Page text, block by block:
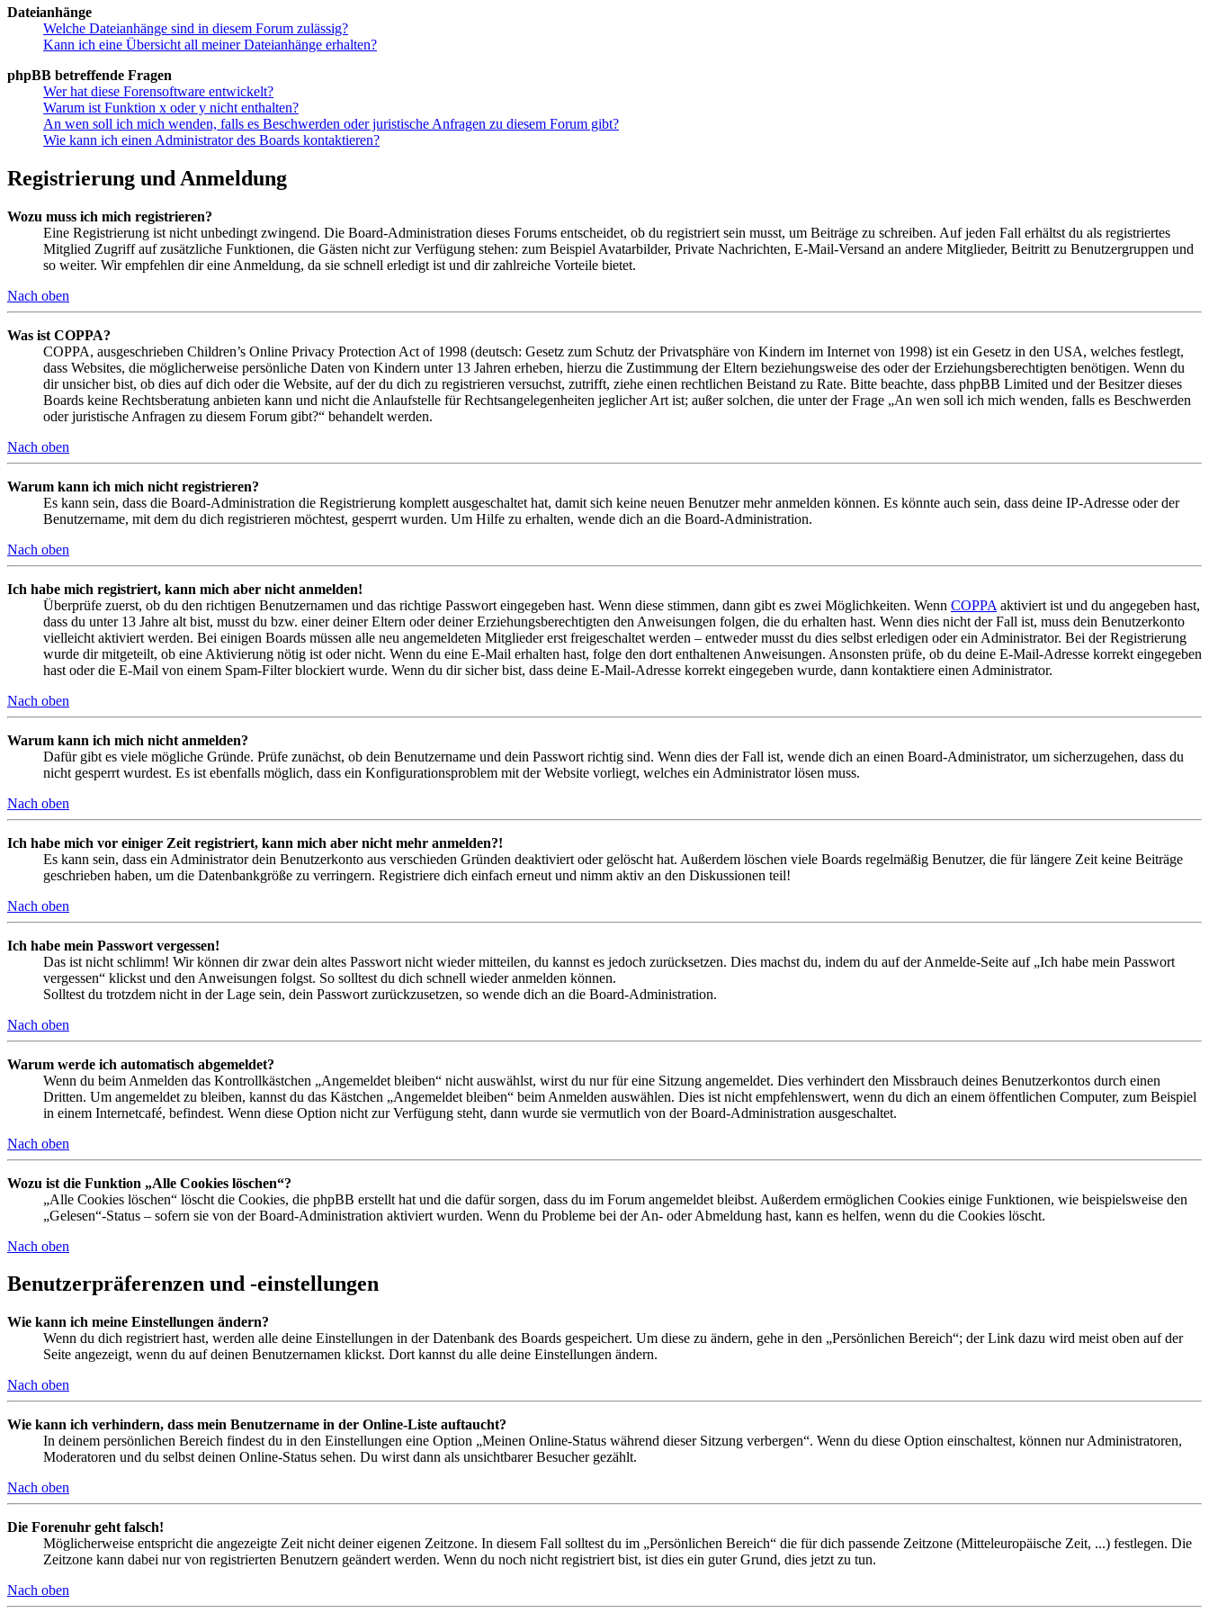
Dateianhänge
Welche Dateianhänge sind in diesem Forum zulässig?
Kann ich eine Übersicht all meiner Dateianhänge erhalten?
phpBB betreffende Fragen
Wer hat diese Forensoftware entwickelt?
Warum ist Funktion x oder y nicht enthalten?
An wen soll ich mich wenden, falls es Beschwerden oder juristische Anfragen zu diesem Forum gibt?
Wie kann ich einen Administrator des Boards kontaktieren?
Registrierung und Anmeldung
Wozu muss ich mich registrieren?
Eine Registrierung ist nicht unbedingt zwingend. Die Board-Administration dieses Forums entscheidet, ob du registriert sein musst, um Beiträge zu schreiben. Auf jeden Fall erhältst du als registriertes
Mitglied Zugriff auf zusätzliche Funktionen, die Gästen nicht zur Verfügung stehen: zum Beispiel Avatarbilder, Private Nachrichten, E-Mail-Versand an andere Mitglieder, Beitritt zu Benutzergruppen und
so weiter. Wir empfehlen dir eine Anmeldung, da sie schnell erledigt ist und dir zahlreiche Vorteile bietet.
Nach oben
Was ist COPPA?
COPPA, ausgeschrieben Children’s Online Privacy Protection Act of 1998 (deutsch: Gesetz zum Schutz der Privatsphäre von Kindern im Internet von 1998) ist ein Gesetz in den USA, welches festlegt,
dass Websites, die möglicherweise persönliche Daten von Kindern unter 13 Jahren erheben, hierzu die Zustimmung der Eltern beziehungsweise des oder der Erziehungsberechtigten benötigen. Wenn du
dir unsicher bist, ob dies auf dich oder die Website, auf der du dich zu registrieren versuchst, zutrifft, ziehe einen rechtlichen Beistand zu Rate. Bitte beachte, dass phpBB Limited und der Besitzer dieses
Boards keine Rechtsberatung anbieten kann und nicht die Anlaufstelle für Rechtsangelegenheiten jeglicher Art ist; außer solchen, die unter der Frage „An wen soll ich mich wenden, falls es Beschwerden
oder juristische Anfragen zu diesem Forum gibt?“ behandelt werden.
Nach oben
Warum kann ich mich nicht registrieren?
Es kann sein, dass die Board-Administration die Registrierung komplett ausgeschaltet hat, damit sich keine neuen Benutzer mehr anmelden können. Es könnte auch sein, dass deine IP-Adresse oder der
Benutzername, mit dem du dich registrieren möchtest, gesperrt wurden. Um Hilfe zu erhalten, wende dich an die Board-Administration.
Nach oben
Ich habe mich registriert, kann mich aber nicht anmelden!
Überprüfe zuerst, ob du den richtigen Benutzernamen und das richtige Passwort eingegeben hast. Wenn diese stimmen, dann gibt es zwei Möglichkeiten. Wenn COPPA aktiviert ist und du angegeben hast,
dass du unter 13 Jahre alt bist, musst du bzw. einer deiner Eltern oder deiner Erziehungsberechtigten den Anweisungen folgen, die du erhalten hast. Wenn dies nicht der Fall ist, muss dein Benutzerkonto
vielleicht aktiviert werden. Bei einigen Boards müssen alle neu angemeldeten Mitglieder erst freigeschaltet werden – entweder musst du dies selbst erledigen oder ein Administrator. Bei der Registrierung
wurde dir mitgeteilt, ob eine Aktivierung nötig ist oder nicht. Wenn du eine E-Mail erhalten hast, folge den dort enthaltenen Anweisungen. Ansonsten prüfe, ob du deine E-Mail-Adresse korrekt eingegeben
hast oder die E-Mail von einem Spam-Filter blockiert wurde. Wenn du dir sicher bist, dass deine E-Mail-Adresse korrekt eingegeben wurde, dann kontaktiere einen Administrator.
Nach oben
Warum kann ich mich nicht anmelden?
Dafür gibt es viele mögliche Gründe. Prüfe zunächst, ob dein Benutzername und dein Passwort richtig sind. Wenn dies der Fall ist, wende dich an einen Board-Administrator, um sicherzugehen, dass du
nicht gesperrt wurdest. Es ist ebenfalls möglich, dass ein Konfigurationsproblem mit der Website vorliegt, welches ein Administrator lösen muss.
Nach oben
Ich habe mich vor einiger Zeit registriert, kann mich aber nicht mehr anmelden?!
Es kann sein, dass ein Administrator dein Benutzerkonto aus verschieden Gründen deaktiviert oder gelöscht hat. Außerdem löschen viele Boards regelmäßig Benutzer, die für längere Zeit keine Beiträge
geschrieben haben, um die Datenbankgröße zu verringern. Registriere dich einfach erneut und nimm aktiv an den Diskussionen teil!
Nach oben
Ich habe mein Passwort vergessen!
Das ist nicht schlimm! Wir können dir zwar dein altes Passwort nicht wieder mitteilen, du kannst es jedoch zurücksetzen. Dies machst du, indem du auf der Anmelde-Seite auf „Ich habe mein Passwort
vergessen“ klickst und den Anweisungen folgst. So solltest du dich schnell wieder anmelden können.
Solltest du trotzdem nicht in der Lage sein, dein Passwort zurückzusetzen, so wende dich an die Board-Administration.
Nach oben
Warum werde ich automatisch abgemeldet?
Wenn du beim Anmelden das Kontrollkästchen „Angemeldet bleiben“ nicht auswählst, wirst du nur für eine Sitzung angemeldet. Dies verhindert den Missbrauch deines Benutzerkontos durch einen
Dritten. Um angemeldet zu bleiben, kannst du das Kästchen „Angemeldet bleiben“ beim Anmelden auswählen. Dies ist nicht empfehlenswert, wenn du dich an einem öffentlichen Computer, zum Beispiel
in einem Internetcafé, befindest. Wenn diese Option nicht zur Verfügung steht, dann wurde sie vermutlich von der Board-Administration ausgeschaltet.
Nach oben
Wozu ist die Funktion „Alle Cookies löschen“?
„Alle Cookies löschen“ löscht die Cookies, die phpBB erstellt hat und die dafür sorgen, dass du im Forum angemeldet bleibst. Außerdem ermöglichen Cookies einige Funktionen, wie beispielsweise den
„Gelesen“-Status – sofern sie von der Board-Administration aktiviert wurden. Wenn du Probleme bei der An- oder Abmeldung hast, kann es helfen, wenn du die Cookies löscht.
Nach oben
Benutzerpräferenzen und -einstellungen
Wie kann ich meine Einstellungen ändern?
Wenn du dich registriert hast, werden alle deine Einstellungen in der Datenbank des Boards gespeichert. Um diese zu ändern, gehe in den „Persönlichen Bereich“; der Link dazu wird meist oben auf der
Seite angezeigt, wenn du auf deinen Benutzernamen klickst. Dort kannst du alle deine Einstellungen ändern.
Nach oben
Wie kann ich verhindern, dass mein Benutzername in der Online-Liste auftaucht?
In deinem persönlichen Bereich findest du in den Einstellungen eine Option „Meinen Online-Status während dieser Sitzung verbergen“. Wenn du diese Option einschaltest, können nur Administratoren,
Moderatoren und du selbst deinen Online-Status sehen. Du wirst dann als unsichtbarer Besucher gezählt.
Nach oben
Die Forenuhr geht falsch!
Möglicherweise entspricht die angezeigte Zeit nicht deiner eigenen Zeitzone. In diesem Fall solltest du im „Persönlichen Bereich“ die für dich passende Zeitzone (Mitteleuropäische Zeit, ...) festlegen. Die
Zeitzone kann dabei nur von registrierten Benutzern geändert werden. Wenn du noch nicht registriert bist, ist dies ein guter Grund, dies jetzt zu tun.
Nach oben